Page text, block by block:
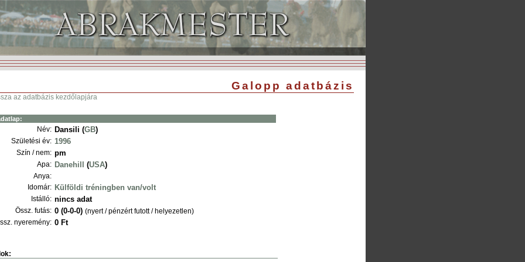
Galopp adatbázis
az adatbázis kezdőlapjára
Név: Dansili (GB)
Születési év: 1996
Szín / nem: pm
Apa: Danehill (USA)
Anya:
Idomár: Külföldi tréningben van/volt
Istálló: nincs adat
Össz. futás: 0 (0-0-0) (nyert / pénzért futott / helyezetlen)
nyeremény: 0 Ft